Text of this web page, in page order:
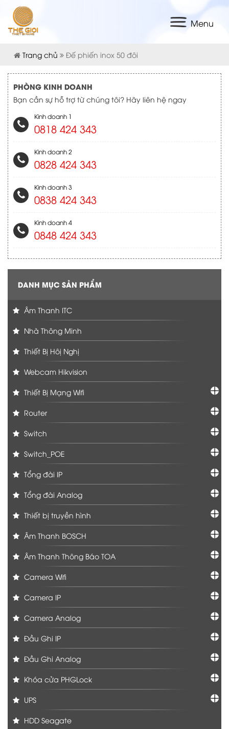
Menu
Trang chủ Đế phiến inox 50 đôi
PHÒNG KINH DOANH
Bạn cần sự hỗ trợ từ chúng tôi? Hãy liên hệ ngay
Kinh doanh 1
0818 424 343
Kinh doanh 2
0828 424 343
Kinh doanh 3
0838 424 343
Kinh doanh 4
0848 424 343
DANH MỤC SẢN PHẨM
Âm Thanh ITC
Nhà Thông Minh
Thiết Bị Hôị Nghị
Webcam Hikvision
Thiết Bị Mạng Wifi
Router
Switch
Switch_POE
Tổng đài IP
Tổng đài Analog
Thiết bị truyền hình
Âm Thanh BOSCH
Âm Thanh Thông Báo TOA
Camera Wifi
Camera IP
Camera Analog
Đầu Ghi IP
Đầu Ghi Analog
Khóa cửa PHGLock
UPS
HDD Seagate